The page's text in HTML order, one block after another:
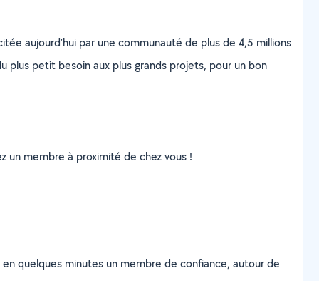
aujourd’hui par une communauté de plus de 4,5 millions
plus petit besoin aux plus grands projets, pour un bon
un membre à proximité de chez vous !
quelques minutes un membre de confiance, autour de